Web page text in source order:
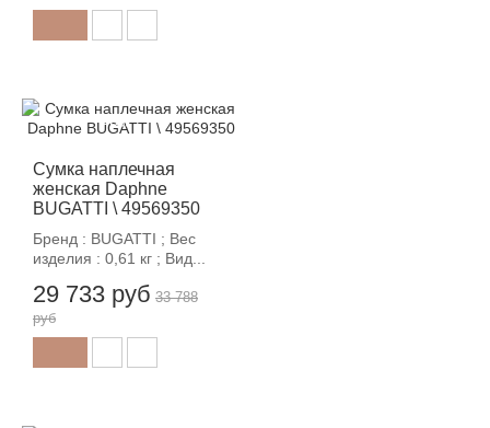
Сумка наплечная
женская Daphne
BUGATTI \ 49569350
Бренд : BUGATTI ; Вес
изделия : 0,61 кг ; Вид...
29 733 руб
-12%
33 788
руб